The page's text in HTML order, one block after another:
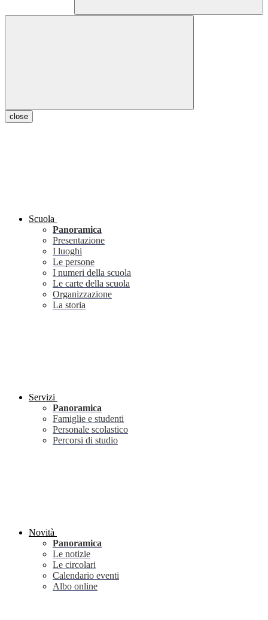
close
Scuola
Panoramica
Presentazione
I luoghi
Le persone
I numeri della scuola
Le carte della scuola
Organizzazione
La storia
Servizi
Panoramica
Famiglie e studenti
Personale scolastico
Percorsi di studio
Novità
Panoramica
Le notizie
Le circolari
Calendario eventi
Albo online